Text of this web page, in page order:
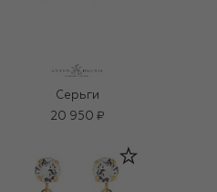
Серьги
20 950 ₽